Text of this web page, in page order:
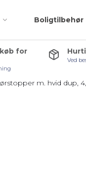
Badeforhæng
Bademåtter
Boligtilbehør
for
Ved
m. hvid dup,